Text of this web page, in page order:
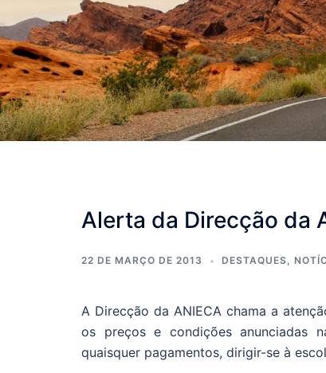
Alerta da Direcção da
22 DE MARÇO DE 2013 DESTAQUES,
A Direcção da ANIECA chama a
os preços e condições anunciadas
quaisquer pagamentos, dirigir-se à